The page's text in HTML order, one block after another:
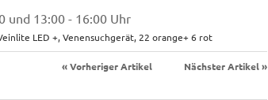
und 13:00 - 16:00 Uhr
LED +, Venensuchgerät, 22 orange+ 6 rot
« Vorheriger Artikel Nächster Artikel »